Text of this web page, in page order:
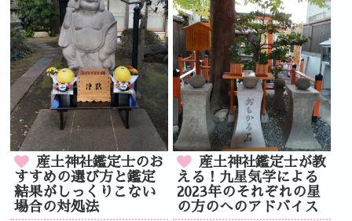
産土神社鑑定士のお
すすめの選び方と鑑定
結果がしっくりこない
場合の対処法
産土神社鑑定士が教
える！九星気学による
2023年のそれぞれの星
の方のへのアドバイス